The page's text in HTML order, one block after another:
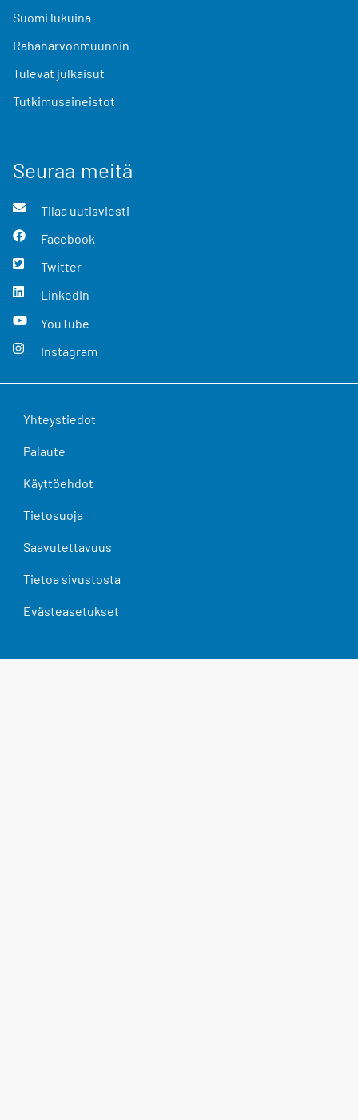
Suomi lukuina
Rahanarvonmuunnin
Tulevat julkaisut
Tutkimusaineistot
Seuraa meitä
Tilaa uutisviesti
Facebook
Twitter
LinkedIn
YouTube
Instagram
Yhteystiedot
Palaute
Käyttöehdot
Tietosuoja
Saavutettavuus
Tietoa sivustosta
Evästeasetukset